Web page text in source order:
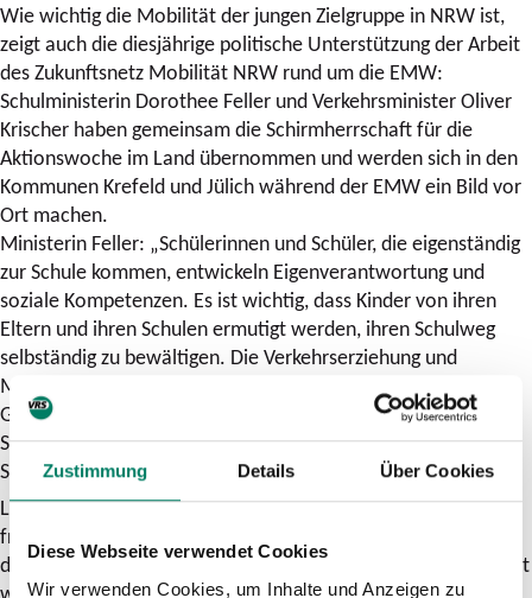
Zustimmung Details Über Cookies
Diese Webseite verwendet Cookies
Wir verwenden Cookies, um Inhalte und Anzeigen zu
Wie wichtig die Mobilität der jungen Zielgruppe in NRW ist,
zeigt auch die diesjährige politische Unterstützung der Arbeit
des Zukunftsnetz Mobilität NRW rund um die EMW:
Schulministerin Dorothee Feller und Verkehrsminister Oliver
Krischer haben gemeinsam die Schirmherrschaft für die
Aktionswoche im Land übernommen und werden sich in den
Kommunen Krefeld und Jülich während der EMW ein Bild vor
Ort machen.
Ministerin Feller: „Schülerinnen und Schüler, die eigenständig
zur Schule kommen, entwickeln Eigenverantwortung und
soziale Kompetenzen. Es ist wichtig, dass Kinder von ihren
Eltern und ihren Schulen ermutigt werden, ihren Schulweg
selbständig zu bewältigen. Die Verkehrserziehung und
Mobilitätsbildung an unseren Schulen schaffen eine wichtige
Grundlage für das sichere und selbstbewusste Agieren im
Straßenverkehr und leisten damit einen wichtigen Beitrag zur
Sicherheit des Schulwegs von Schülerinnen und Schülern. “
Landesverkehrsminister Oliver Krischer „Kinder müssen sich
frei und sicher bewegen können. Sie sind im Straßenverkehr
die schwächsten Teilnehmer und müssen besonders geschützt
werden. Wir unterstützen die Kommunen dabei,